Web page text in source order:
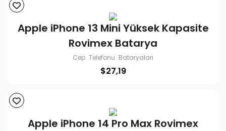
Apple iPhone 13 Mini Yüksek Kapasite
Rovimex Batarya
Cep Telefonu Bataryaları
$27,19
Apple iPhone 14 Pro Max Rovimex